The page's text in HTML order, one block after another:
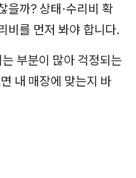
을까? 상태·수리비 확
비를 먼저 봐야 합니다.
부분이 많아 걱정되는
내 매장에 맞는지 바